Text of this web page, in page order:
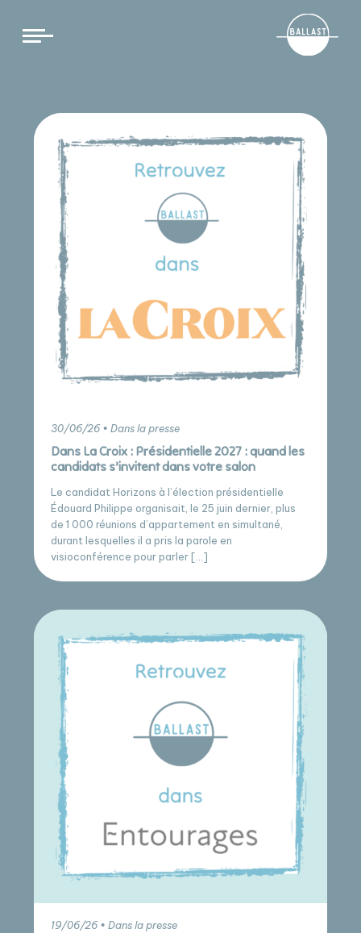
30/06/26 • Dans la presse
Dans La Croix : Présidentielle 2027 : quand les
candidats s’invitent dans votre salon
Le candidat Horizons à l’élection présidentielle
Édouard Philippe organisait, le 25 juin dernier, plus
de 1 000 réunions d’appartement en simultané,
durant lesquelles il a pris la parole en
visioconférence pour parler […]
19/06/26 • Dans la presse